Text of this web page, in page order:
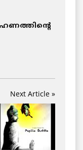
Next Article »